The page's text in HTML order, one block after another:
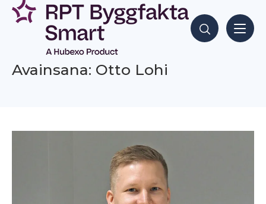
Siirry
sisältöön
Hae sisältöjä
Avainsana: Otto Lohi